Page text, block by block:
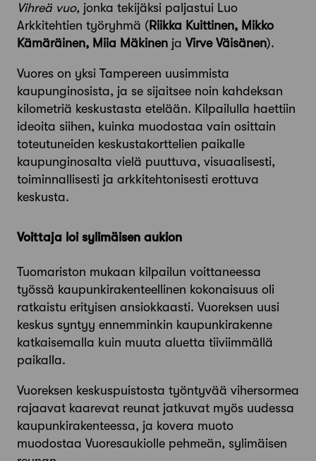
Vihreä vuo, jonka tekijäksi paljastui Luo
Arkkitehtien työryhmä (Riikka Kuittinen, Mikko
Kämäräinen, Miia Mäkinen ja Virve Väisänen).
Vuores on yksi Tampereen uusimmista
kaupunginosista, ja se sijaitsee noin kahdeksan
kilometriä keskustasta etelään. Kilpailulla haettiin
ideoita siihen, kuinka muodostaa vain osittain
toteutuneiden keskustakorttelien paikalle
kaupunginosalta vielä puuttuva, visuaalisesti,
toiminnallisesti ja arkkitehtonisesti erottuva
keskusta.
Voittaja loi sylimäisen aukion
Tuomariston mukaan kilpailun voittaneessa
työssä kaupunkirakenteellinen kokonaisuus oli
ratkaistu erityisen ansiokkaasti. Vuoreksen uusi
keskus syntyy ennemminkin kaupunkirakenne
katkaisemalla kuin muuta aluetta tiiviimmällä
paikalla.
Vuoreksen keskuspuistosta työntyvää vihersormea
rajaavat kaarevat reunat jatkuvat myös uudessa
kaupunkirakenteessa, ja kovera muoto
muodostaa Vuoresaukiolle pehmeän, sylimäisen